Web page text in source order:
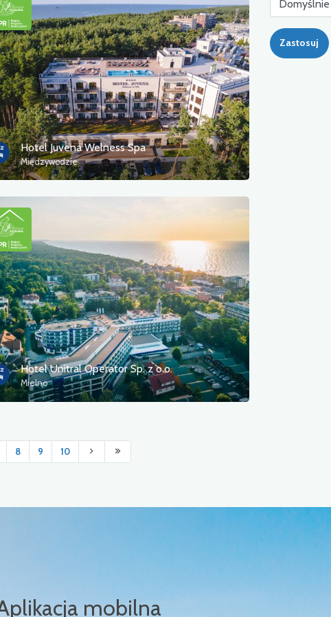
Hotel Juvena Welness Spa
Międzywodzie
Hotel Unitral Operator Sp. z o.o.
Mielno
8 9 10
Zastosuj
mobilna